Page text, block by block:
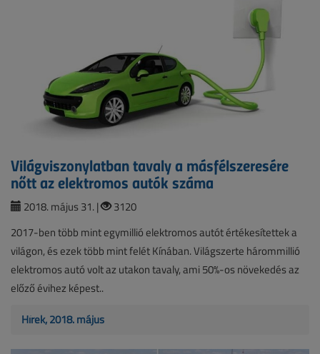
Világviszonylatban tavaly a másfélszeresére
nőtt az elektromos autók száma
2018. május 31. |
3120
2017-ben több mint egymillió elektromos autót értékesítettek a
világon, és ezek több mint felét Kínában. Világszerte hárommillió
elektromos autó volt az utakon tavaly, ami 50%-os növekedés az
előző évihez képest..
Hírek, 2018. május